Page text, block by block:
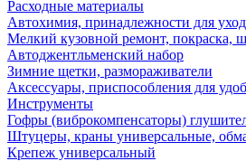
Расходные материалы
Автохимия, принадлежности для
Мелкий кузовной ремонт, покраска,
Автоджентльменский набор
Зимние щетки, размораживатели
Аксессуары, приспособления для
Инструменты
Гофры (виброкомпенсаторы)
Штуцеры, краны универсальные,
Крепеж универсальный